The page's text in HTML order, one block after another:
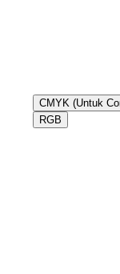
CMYK (Untuk
RGB